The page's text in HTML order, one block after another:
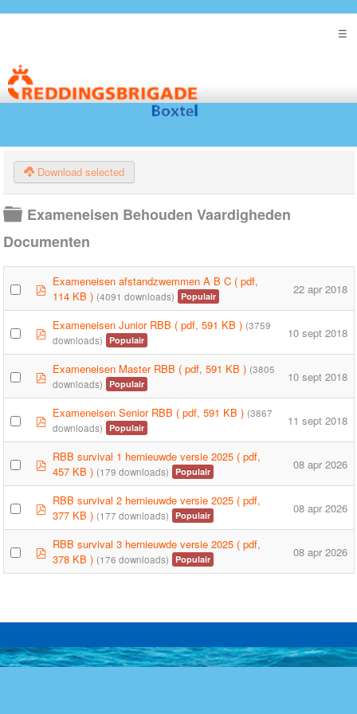
Download selected
Map
Exameneisen Behouden Vaardigheden
Documenten
pdfExameneisen afstandzwemmen A B C ( pdf,
114 KB ) (4091 downloads) Populair 22 apr 2018
pdfExameneisen Junior RBB ( pdf, 591 KB ) (3759
downloads) Populair 10 sept 2018
pdfExameneisen Master RBB ( pdf, 591 KB ) (3805
downloads) Populair 10 sept 2018
pdfExameneisen Senior RBB ( pdf, 591 KB ) (3867
downloads) Populair 11 sept 2018
pdfRBB survival 1 hernieuwde versie 2025 ( pdf,
457 KB ) (179 downloads) Populair 08 apr 2026
pdfRBB survival 2 hernieuwde versie 2025 ( pdf,
377 KB ) (177 downloads) Populair 08 apr 2026
pdfRBB survival 3 hernieuwde versie 2025 ( pdf,
378 KB ) (176 downloads) Populair 08 apr 2026